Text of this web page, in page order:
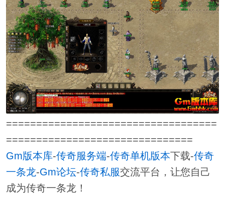
===================================
===============================
Gm版本库-传奇服务端-传奇单机版本下载-传奇
一条龙-Gm论坛-传奇私服交流平台，让您自己
成为传奇一条龙！